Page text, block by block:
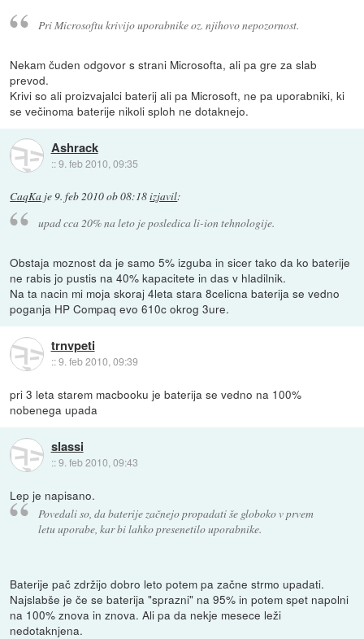
Pri Microsoftu krivijo uporabnike oz. njihovo nepozornost.
Nekam čuden odgovor s strani Microsofta, ali pa gre za slab
prevod.
Krivi so ali proizvajalci baterij ali pa Microsoft, ne pa uporabniki, ki
se večinoma baterije nikoli sploh ne dotaknejo.
Ashrack
::9. feb 2010, 09:35
CaqKa je 9. feb 2010 ob 08:18izjavil:
upad cca 20% na leto je posledica li-ion tehnologije.
Obstaja moznost da je samo 5% izguba in sicer tako da ko baterije
ne rabis jo pustis na 40% kapacitete in das v hladilnik.
Na ta nacin mi moja skoraj 4leta stara 8celicna baterija se vedno
poganja HP Compaq evo 610c okrog 3ure.
trnvpeti
::9. feb 2010, 09:39
pri 3 leta starem macbooku je baterija se vedno na 100%
nobenega upada
slassi
::9. feb 2010, 09:43
Lep je napisano.
Povedali so, da baterije začnejo propadati še globoko v prvem
letu uporabe, kar bi lahko presenetilo uporabnike.
Baterije pač zdržijo dobro leto potem pa začne strmo upadati.
Najslabše je če se baterija "sprazni" na 95% in potem spet napolni
na 100% znova in znova. Ali pa da nekje mesece leži
nedotaknjena.